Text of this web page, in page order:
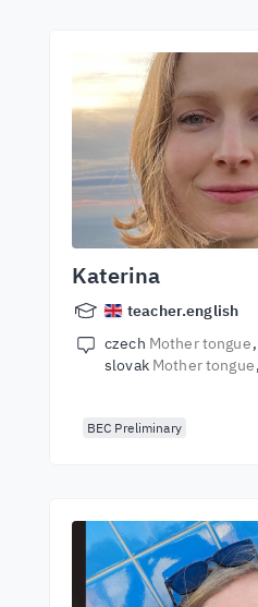
Katerina
teacher.english
czech Mother tongue
slovak Mother tongue
BEC Preliminary